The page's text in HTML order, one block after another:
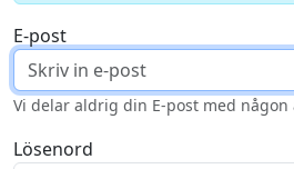
E-post
Vi delar aldrig din E-post med någon
Lösenord